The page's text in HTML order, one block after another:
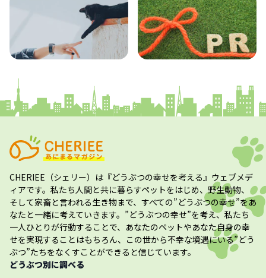
CHERIEE（シェリー） は『どうぶつの幸せを考える』ウェブメデ
ィアです。私たち人間と共に暮らすペットをはじめ、野生動物、
そして家畜と言われる生き物まで、すべての”どうぶつの幸せ”をあ
なたと一緒に考えていきます。”どうぶつの幸せ”を考え、私たち
一人ひとりが行動することで、あなたのペットやあなた自身の幸
せを実現することはもちろん、この世から不幸な境遇にいる”どう
ぶつ”たちをなくすことができると信じています。
どうぶつ別に調べる